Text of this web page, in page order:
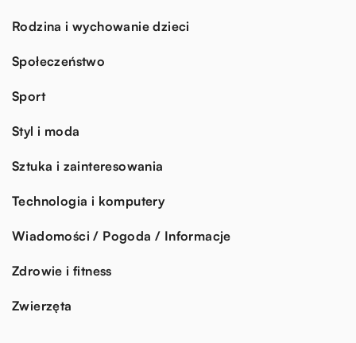
Rodzina i wychowanie dzieci
Społeczeństwo
Sport
Styl i moda
Sztuka i zainteresowania
Technologia i komputery
Wiadomości / Pogoda / Informacje
Zdrowie i fitness
Zwierzęta